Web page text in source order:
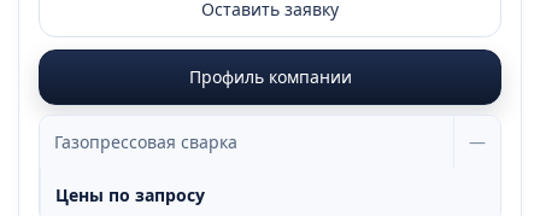
Оставить заявку
Профиль компании
Газопрессовая сварка —
Цены по запросу